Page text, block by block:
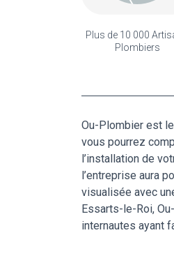
Plus de 10 000
Plombiers
Ou-Plombier est
vous pourrez
l’installation de
l’entreprise aura
visualisée avec
Essarts-le-Roi,
internautes ayant